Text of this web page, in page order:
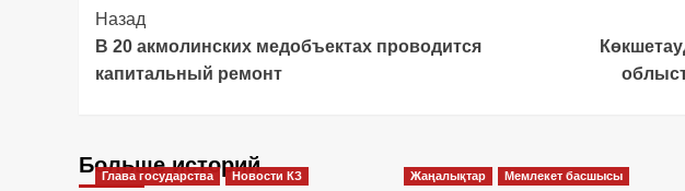
Post
Navigation
Назад
В 20 акмолинских медобъектах проводится
капитальный ремонт
Больше историй
Глава государства Новости КЗ Жаңалықтар Мемлекет басшысы